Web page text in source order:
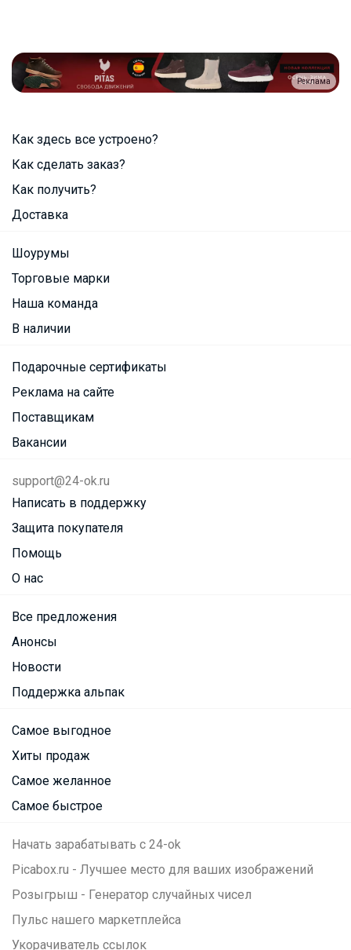
Реклама
Как здесь все устроено?
Как сделать заказ?
Как получить?
Доставка
Шоурумы
Торговые марки
Наша команда
В наличии
Подарочные сертификаты
Реклама на сайте
Поставщикам
Вакансии
support@24-ok.ru
Написать в поддержку
Защита покупателя
Помощь
О нас
Все предложения
Анонсы
Новости
Поддержка альпак
Самое выгодное
Хиты продаж
Самое желанное
Самое быстрое
Начать зарабатывать с 24-ok
Picabox.ru - Лучшее место для ваших изображений
Розыгрыш - Генератор случайных чисел
Пульс нашего маркетплейса
Укорачиватель ссылок